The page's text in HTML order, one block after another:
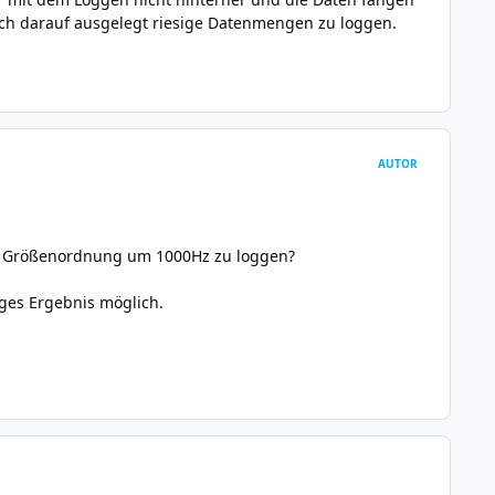
darauf ausgelegt riesige Datenmengen zu loggen.
AUTOR
um 1000Hz zu loggen?
Ergebnis möglich.